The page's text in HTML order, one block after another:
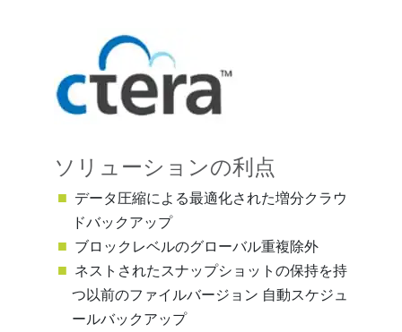
ソリューションの利点
データ圧縮による最適化された増分クラウ
ドバックアップ
ブロックレベルのグローバル重複除外
ネストされたスナップショットの保持を持
つ以前のファイルバージョン 自動スケジュ
ールバックアップ